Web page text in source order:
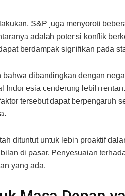
S&P juga menyoroti
adalah potensi konflik
berdampak signifikan pada
bahwa dibandingkan dengan
Indonesia cenderung lebih
tersebut dapat berpengaruh
dituntut untuk lebih proaktif
di pasar. Penyesuaian
yang ada.